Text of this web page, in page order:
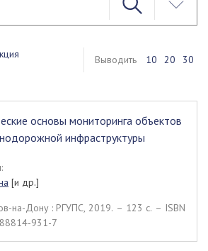
Выводить 10 20 30
основы мониторинга объектов
инфраструктуры
[и др.]
на-Дону : РГУПС, 2019. – 123 c. – ISBN
931-7